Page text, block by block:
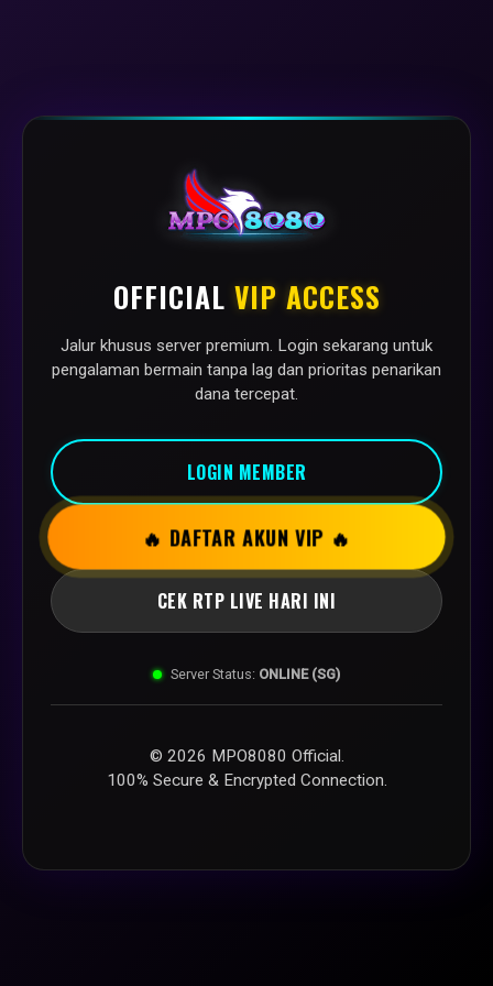
OFFICIAL VIP ACCESS
Jalur khusus server premium. Login sekarang untuk
pengalaman bermain tanpa lag dan prioritas penarikan
dana tercepat.
LOGIN MEMBER
🔥 DAFTAR AKUN VIP 🔥
CEK RTP LIVE HARI INI
Server Status: ONLINE (SG)
© 2026 MPO8080 Official.
100% Secure & Encrypted Connection.